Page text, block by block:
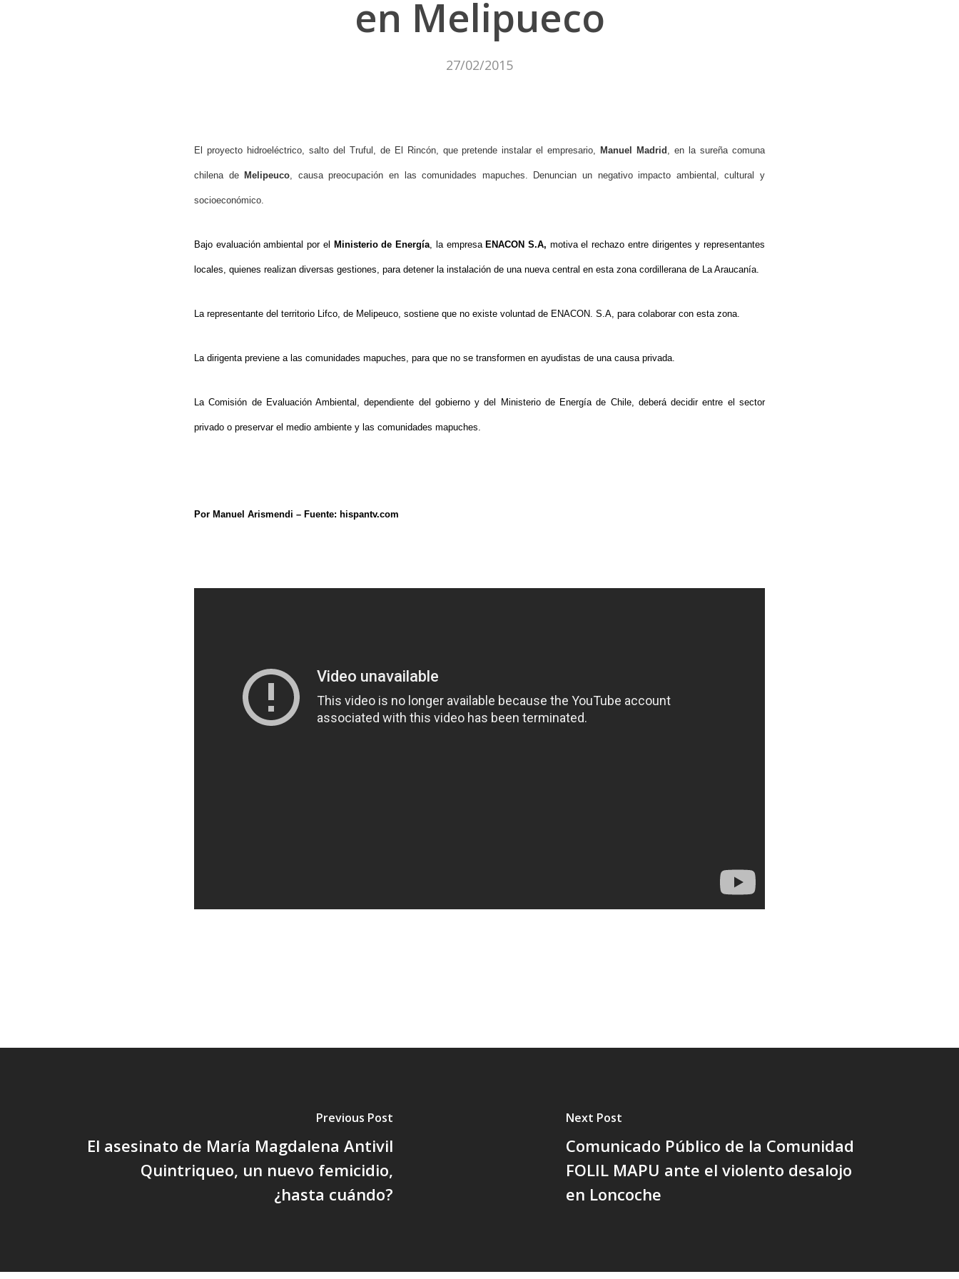
Hit enter to search or ESC to close
en Melipueco
27/02/2015
El proyecto hidroeléctrico, salto del Truful, de El Rincón, que pretende instalar el empresario, Manuel Madrid , en la sureña comuna
chilena de Melipeuco, causa preocupación en las comunidades mapuches. Denuncian un negativo impacto ambiental, cultural y
socioeconómico.
Bajo evaluación ambiental por el Ministerio de Energía, la empresa ENACON S.A, motiva el rechazo entre dirigentes y representantes
locales, quienes realizan diversas gestiones, para detener la instalación de una nueva central en esta zona cordillerana de La Araucanía.
La representante del territorio Lifco, de Melipeuco, sostiene que no existe voluntad de ENACON. S.A, para colaborar con esta zona.
La dirigenta previene a las comunidades mapuches, para que no se transformen en ayudistas de una causa privada.
La Comisión de Evaluación Ambiental, dependiente del gobierno y del Ministerio de Energía de Chile, deberá decidir entre el sector
privado o preservar el medio ambiente y las comunidades mapuches.
Por Manuel Arismendi – Fuente: hispantv.com
Previous Post
El asesinato de María Magdalena Antivil
Quintriqueo, un nuevo femicidio,
¿hasta cuándo?
Next Post
Comunicado Público de la Comunidad
FOLIL MAPU ante el violento desalojo
en Loncoche